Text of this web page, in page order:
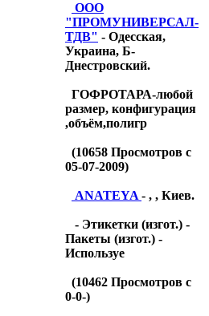
OOO
"ПРОМУНИВЕРСАЛ-
ТДB" - Одесская,
Украина, Б-
Днестровский.
ГОФРОТАРА-любой
размер, конфигурация
,объём,полигр
(10658 Просмотров с
05-07-2009)
ANATEYA - , , Киев.
- Этикетки (изгот.) -
Пакеты (изгот.) -
Используе
(10462 Просмотров с
0-0-)